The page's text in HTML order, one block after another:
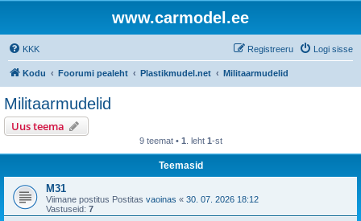
www.carmodel.ee
KKK Logi sisse
Registreeru
Kodu Foorumi pealeht Plastikmudel.net Militaarmudelid
Militaarmudelid
Uus teema
9 teemat • 1 . leht 1-st
Teemasid
M31
Viimane postitus Postitas vaoinas « 30. 07. 2026 18:12
Vastuseid: 7